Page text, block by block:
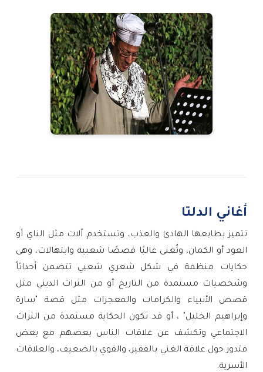
أغاني الدلتا
تتميز بطابعها الهادئ والعذب، وتستخدم آلات مثل الناي أو
العود أو الكمان، وتُغنى غالبًا قصصًا شعبية وابتهالات، وهى
حكايات منظمة في شكل شعري شعبي تتضمن أحداثاً
وشخصيات مستمدة من التاريخ أو من التراث الديني مثل
قصص الأنبياء والكرامات والمعجزات مثل قصة "سارة
وإبراهيم الخليل" ، أو قد تكون الحكاية مستمدة من التراث
الاجتماعي وتكشف عن علاقات الناس بعضهم مع بعض
فتدور حول علاقة الغني بالفقير، والقوي بالضعيف، والعلاقات
الأسرية.